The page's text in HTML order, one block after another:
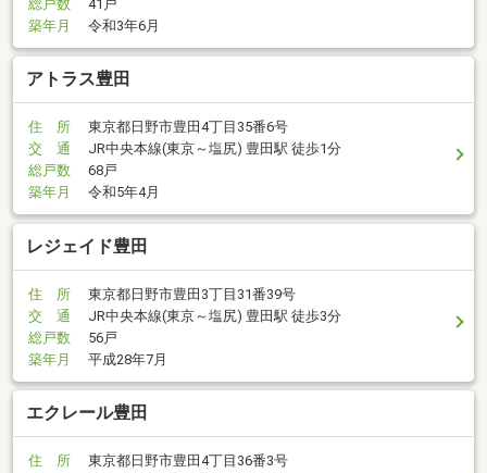
総戸数
41戸
築年月
令和3年6月
アトラス豊田
住 所
東京都日野市豊田4丁目35番6号
交 通
JR中央本線(東京～塩尻) 豊田駅 徒歩1分
総戸数
68戸
築年月
令和5年4月
レジェイド豊田
住 所
東京都日野市豊田3丁目31番39号
交 通
JR中央本線(東京～塩尻) 豊田駅 徒歩3分
総戸数
56戸
築年月
平成28年7月
エクレール豊田
住 所
東京都日野市豊田4丁目36番3号